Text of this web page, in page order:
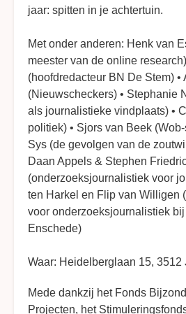
jaar: spitten in je achtertuin.
Met onder anderen: Henk van
meester van de online
(hoofdredacteur BN De Stem)
(Nieuwscheckers) • Stephanie
als journalistieke vindplaats) •
politiek) • Sjors van Beek
Sys (de gevolgen van de
Daan Appels & Stephen
(onderzoeksjournalistiek voor
ten Harkel en Flip van Willigen
voor onderzoeksjournalistiek
Enschede)
Waar: Heidelberglaan 15, 3512
Mede dankzij het Fonds
Projecten, het